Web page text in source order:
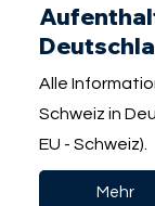
Alle
Schweiz in
EU - Schweiz).
Mehr